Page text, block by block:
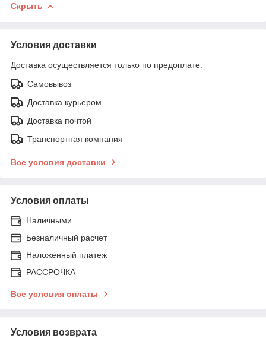
Скрыть
Условия доставки
Доставка осуществляется только по предоплате.
Самовывоз
Доставка курьером
Доставка почтой
Транспортная компания
Все условия доставки
Условия оплаты
Наличными
Безналичный расчет
Наложенный платеж
РАССРОЧКА
Все условия оплаты
Условия возврата